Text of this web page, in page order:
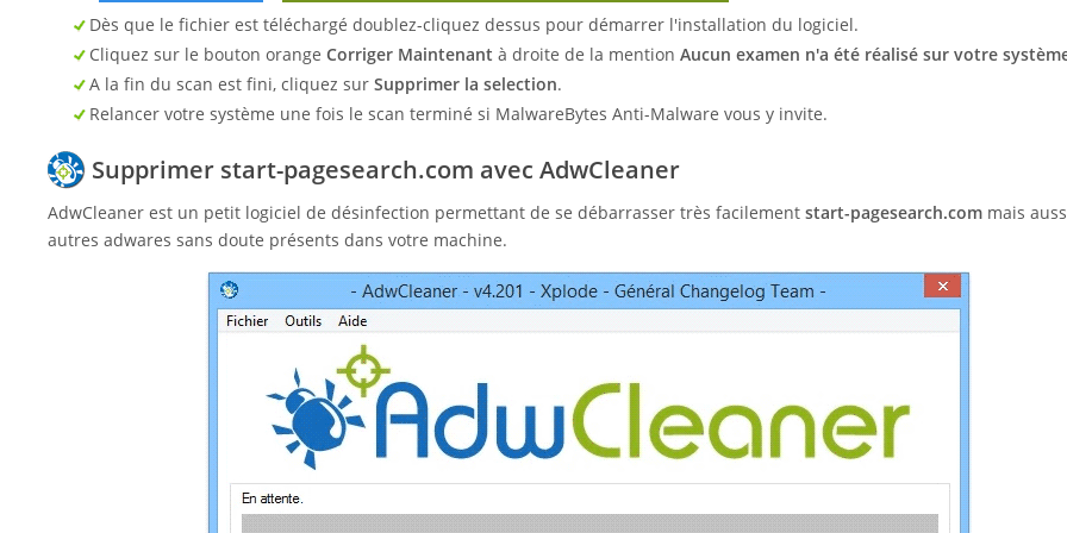
Dès que le fichier est téléchargé doublez-cliquez dessus pour démarrer l'installation du logiciel.
Cliquez sur le bouton orange Corriger Maintenant à droite de la mention Aucun examen n'a été réalisé sur votre
A la fin du scan est fini, cliquez sur Supprimer la selection.
Relancer votre système une fois le scan terminé si MalwareBytes Anti-Malware vous y invite.
Supprimer start-pagesearch.com avec AdwCleaner
AdwCleaner est un petit logiciel de désinfection permettant de se débarrasser très facilement start-pagesearch.com mais
autres adwares sans doute présents dans votre machine.